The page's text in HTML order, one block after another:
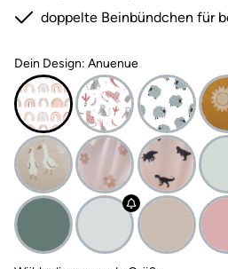
doppelte Beinbündchen für
Dein Design: Anuenue